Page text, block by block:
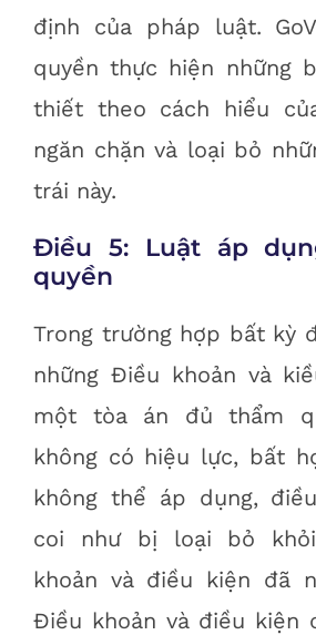
định của pháp luật.
quyền thực hiện những
thiết theo cách hiểu
ngăn chặn và loại bỏ
trái này.
Điều 5: Luật áp
quyền
Trong trường hợp bất kỳ
những Điều khoản và
một tòa án đủ thẩm
không có hiệu lực, bất
không thể áp dụng,
coi như bị loại bỏ
khoản và điều kiện đã
Điều khoản và điều kiện